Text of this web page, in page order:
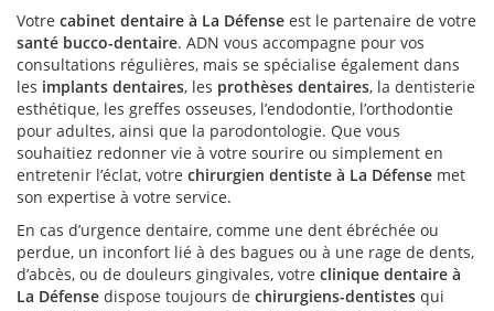
Votre cabinet dentaire à La Défense est le partenaire de votre
santé bucco-dentaire. ADN vous accompagne pour vos
consultations régulières, mais se spécialise également dans
les implants dentaires, les prothèses dentaires, la dentisterie
esthétique, les greffes osseuses, l’endodontie, l’orthodontie
pour adultes, ainsi que la parodontologie. Que vous
souhaitiez redonner vie à votre sourire ou simplement en
entretenir l’éclat, votre chirurgien dentiste à La Défense met
son expertise à votre service.
En cas d’urgence dentaire, comme une dent ébréchée ou
perdue, un inconfort lié à des bagues ou à une rage de dents,
d’abcès, ou de douleurs gingivales, votre clinique dentaire à
La Défense dispose toujours de chirurgiens-dentistes qui